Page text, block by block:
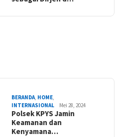
BERANDA, HOME,
INTERNASIONAL
Mei 28, 2024
Polsek KPYS Jamin
Keamanan dan
Kenyamana…